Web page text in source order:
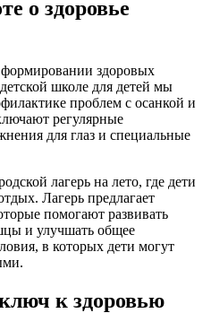
о здоровье
здоровых
школе для детей мы
проблем с осанкой и
регулярные
для глаз и специальные
лагерь на лето, где дети
Лагерь предлагает
помогают развивать
и улучшать общее
в которых дети могут
к здоровью